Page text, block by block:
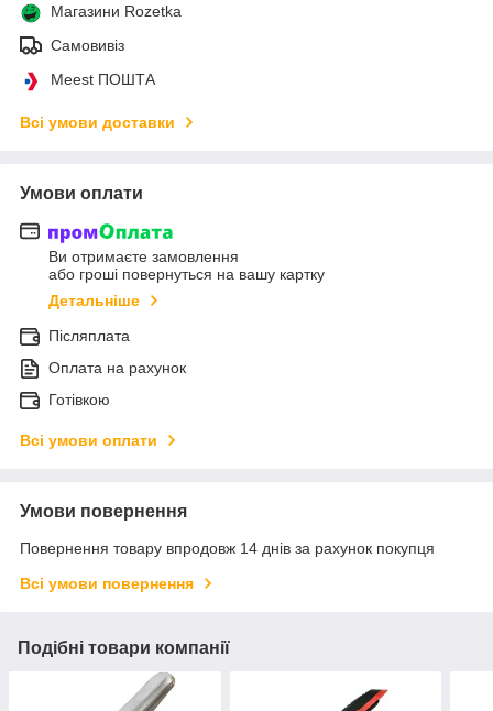
Магазини Rozetka
Самовивіз
Meest ПОШТА
Всі умови доставки
Умови оплати
Ви отримаєте замовлення
або гроші повернуться на вашу картку
Детальніше
Післяплата
Оплата на рахунок
Готівкою
Всі умови оплати
Умови повернення
Повернення товару впродовж 14 днів за рахунок покупця
Всі умови повернення
Подібні товари компанії